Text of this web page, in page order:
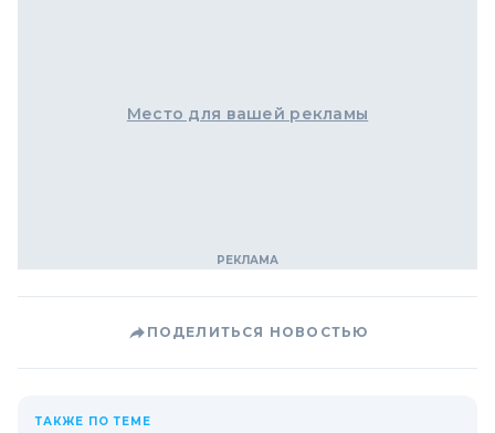
Место для вашей рекламы
ПОДЕЛИТЬСЯ НОВОСТЬЮ
ТАКЖЕ ПО ТЕМЕ